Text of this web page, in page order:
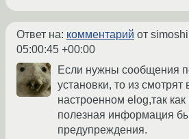
Ответ на: комментарий от
05:00:45 +00:00
Если нужны сообщения
установки, то из смотрят
настроенном elog,так как
полезная информация
предупреждения.